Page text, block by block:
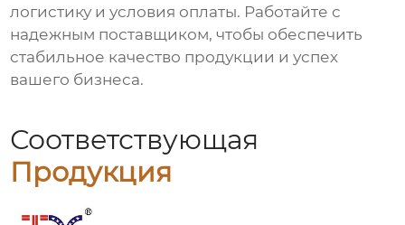
логистику и условия оплаты. Работайте с
надежным поставщиком, чтобы обеспечить
стабильное качество продукции и успех
вашего бизнеса.
Соответствующая
Продукция